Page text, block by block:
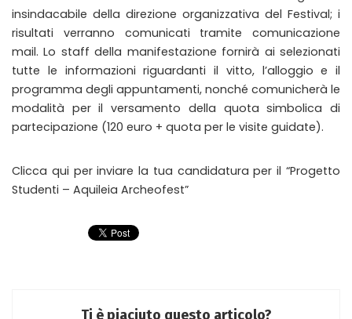
insindacabile della direzione organizzativa del Festival; i
risultati verranno comunicati tramite comunicazione
mail. Lo staff della manifestazione fornirà ai selezionati
tutte le informazioni riguardanti il vitto, l’alloggio e il
programma degli appuntamenti, nonché comunicherà le
modalità per il versamento della quota simbolica di
partecipazione (120 euro + quota per le visite guidate).
Clicca qui per inviare la tua candidatura per il “Progetto
Studenti – Aquileia Archeofest”
Ti è piaciuto questo articolo?